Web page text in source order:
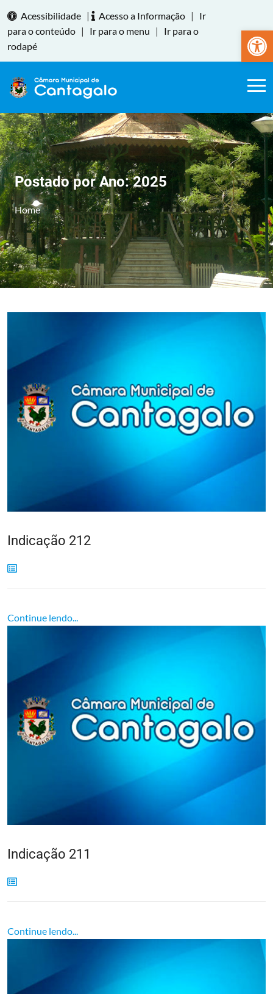
Abrir
Acessibilidade | Acesso a Informação |
Ir
para o conteúdo | Ir para o menu |
Ir para o
rodapé
Postado por Ano:2025
Home
Indicação 212
Continue lendo...
Indicação 211
Continue lendo...